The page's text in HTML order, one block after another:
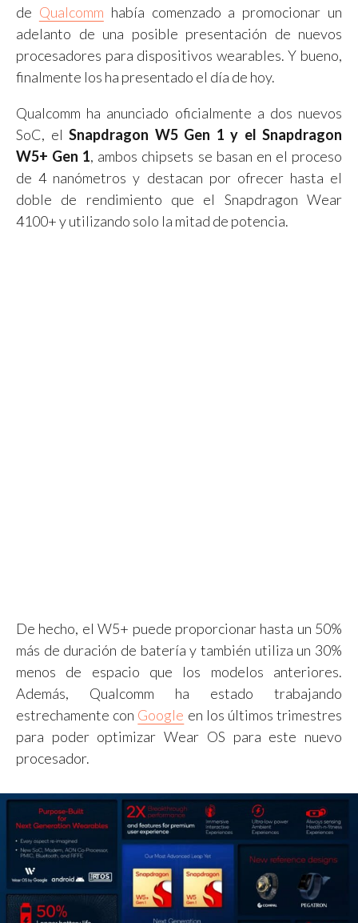
de Qualcomm había comenzado a promocionar un
adelanto de una posible presentación de nuevos
procesadores para dispositivos wearables. Y bueno,
finalmente los ha presentado el día de hoy.
Qualcomm ha anunciado oficialmente a dos nuevos
SoC, el Snapdragon W5 Gen 1 y el Snapdragon
W5+ Gen 1, ambos chipsets se basan en el proceso
de 4 nanómetros y destacan por ofrecer hasta el
doble de rendimiento que el Snapdragon Wear
4100+ y utilizando solo la mitad de potencia.
De hecho, el W5+ puede proporcionar hasta un 50%
más de duración de batería y también utiliza un 30%
menos de espacio que los modelos anteriores.
Además, Qualcomm ha estado trabajando
estrechamente con Google en los últimos trimestres
para poder optimizar Wear OS para este nuevo
procesador.